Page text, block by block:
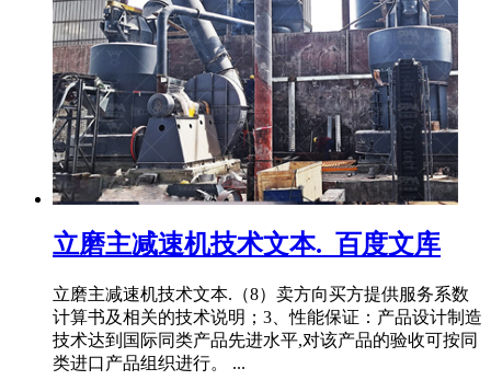
立磨主减速机技术文本._百度文库
立磨主减速机技术文本.（8）卖方向买方提供服务系数
计算书及相关的技术说明；3、性能保证：产品设计制造
技术达到国际同类产品先进水平,对该产品的验收可按同
类进口产品组织进行。 ...